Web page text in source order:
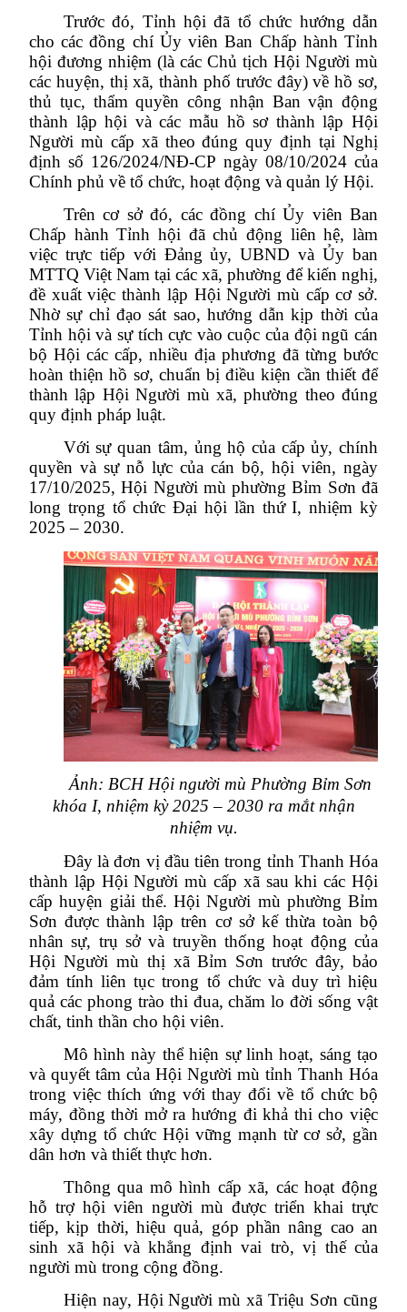
Trước đó, Tỉnh hội đã tổ chức hướng dẫn
cho các đồng chí Ủy viên Ban Chấp hành Tỉnh
hội đương nhiệm (là các Chủ tịch Hội Người mù
các huyện, thị xã, thành phố trước đây) về hồ sơ,
thủ tục, thẩm quyền công nhận Ban vận động
thành lập hội và các mẫu hồ sơ thành lập Hội
Người mù cấp xã theo đúng quy định tại Nghị
định số 126/2024/NĐ-CP ngày 08/10/2024 của
Chính phủ về tổ chức, hoạt động và quản lý Hội.
Trên cơ sở đó, các đồng chí Ủy viên Ban
Chấp hành Tỉnh hội đã chủ động liên hệ, làm
việc trực tiếp với Đảng ủy, UBND và Ủy ban
MTTQ Việt Nam tại các xã, phường để kiến nghị,
đề xuất việc thành lập Hội Người mù cấp cơ sở.
Nhờ sự chỉ đạo sát sao, hướng dẫn kịp thời của
Tỉnh hội và sự tích cực vào cuộc của đội ngũ cán
bộ Hội các cấp, nhiều địa phương đã từng bước
hoàn thiện hồ sơ, chuẩn bị điều kiện cần thiết để
thành lập Hội Người mù xã, phường theo đúng
quy định pháp luật.
Với sự quan tâm, ủng hộ của cấp ủy, chính
quyền và sự nỗ lực của cán bộ, hội viên, ngày
17/10/2025, Hội Người mù phường Bỉm Sơn đã
long trọng tổ chức Đại hội lần thứ I, nhiệm kỳ
2025 – 2030.
Ảnh: BCH Hội người mù Phường Bỉm Sơn
khóa I, nhiệm kỳ 2025 – 2030 ra mắt nhận
nhiệm vụ.
Đây là đơn vị đầu tiên trong tỉnh Thanh Hóa
thành lập Hội Người mù cấp xã sau khi các Hội
cấp huyện giải thể. Hội Người mù phường Bỉm
Sơn được thành lập trên cơ sở kế thừa toàn bộ
nhân sự, trụ sở và truyền thống hoạt động của
Hội Người mù thị xã Bỉm Sơn trước đây, bảo
đảm tính liên tục trong tổ chức và duy trì hiệu
quả các phong trào thi đua, chăm lo đời sống vật
chất, tinh thần cho hội viên.
Mô hình này thể hiện sự linh hoạt, sáng tạo
và quyết tâm của Hội Người mù tỉnh Thanh Hóa
trong việc thích ứng với thay đổi về tổ chức bộ
máy, đồng thời mở ra hướng đi khả thi cho việc
xây dựng tổ chức Hội vững mạnh từ cơ sở, gần
dân hơn và thiết thực hơn.
Thông qua mô hình cấp xã, các hoạt động
hỗ trợ hội viên người mù được triển khai trực
tiếp, kịp thời, hiệu quả, góp phần nâng cao an
sinh xã hội và khẳng định vai trò, vị thế của
người mù trong cộng đồng.
Hiện nay, Hội Người mù xã Triệu Sơn cũng